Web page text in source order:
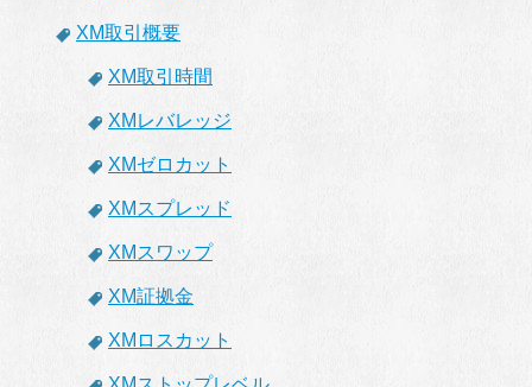
XM取引概要
XM取引時間
XMレバレッジ
XMゼロカット
XMスプレッド
XMスワップ
XM証拠金
XMロスカット